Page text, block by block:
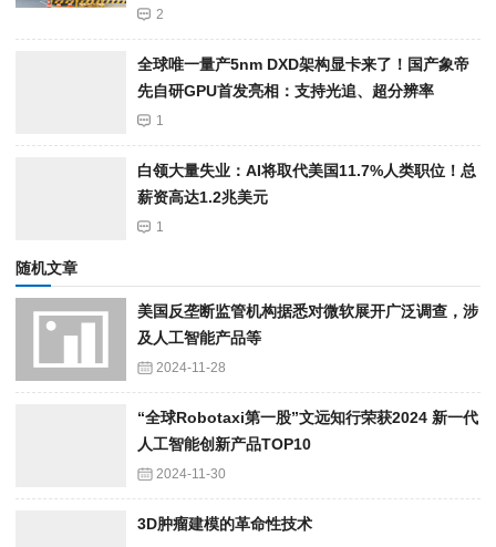
2
全球唯一量产5nm DXD架构显卡来了！国产象帝
先自研GPU首发亮相：支持光追、超分辨率
1
白领大量失业：AI将取代美国11.7%人类职位！总
薪资高达1.2兆美元
1
随机文章
美国反垄断监管机构据悉对微软展开广泛调查，涉
及人工智能产品等
2024-11-28
“全球Robotaxi第一股”文远知行荣获2024 新一代
人工智能创新产品TOP10
2024-11-30
3D肿瘤建模的革命性技术